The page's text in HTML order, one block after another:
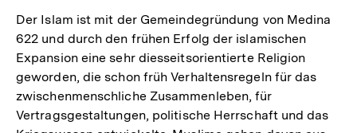
Der Islam ist mit der Gemeindegründung von Medina
622 und durch den frühen Erfolg der islamischen
Expansion eine sehr diesseitsorientierte Religion
geworden, die schon früh Verhaltensregeln für das
zwischenmenschliche Zusammenleben, für
Vertragsgestaltungen, politische Herrschaft und das